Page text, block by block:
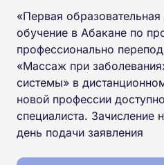
«Первая
обучение в Абакане по
профессионально
«Массаж при
системы» в
новой профессии
специалиста. Зачисление
день подачи заявления